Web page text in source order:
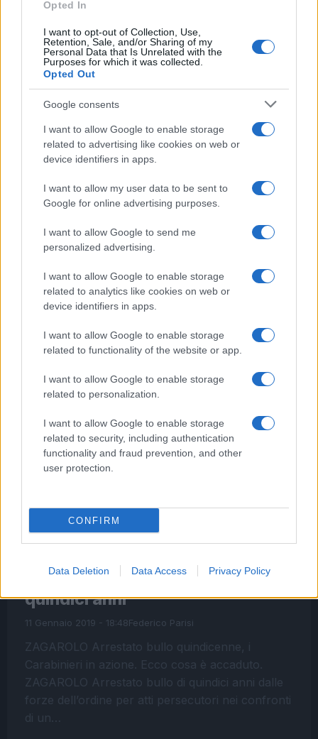
Opted In
I want to opt-out of Collection, Use,
Retention, Sale, and/or Sharing of my
Personal Data that Is Unrelated with the
Purposes for which it was collected.
Opted Out
Google consents
I want to allow Google to enable storage
related to advertising like cookies on web or
device identifiers in apps.
I want to allow my user data to be sent to
Google for online advertising purposes.
I want to allow Google to send me
personalized advertising.
I want to allow Google to enable storage
related to analytics like cookies on web or
device identifiers in apps.
I want to allow Google to enable storage
related to functionality of the website or app.
I want to allow Google to enable storage
related to personalization.
I want to allow Google to enable storage
related to security, including authentication
functionality and fraud prevention, and other
user protection.
CONFIRM
Data Deletion Data Access Privacy Policy
CRONACA
ROMA Professore condannato
25 Ottobre 2019 - 09:00 Eleim 28
ROMA Professore condannato per violenza
sessuale. La Cassazione ha confermato la
a un docente di educazione fisica. Il
sessantaquattrenne…
ZAGAROLO Arrestato bullo di
quindici anni
11 Gennaio 2019 - 18:48Federico Parisi
ZAGAROLO Arrestato bullo quindicenne, i
Carabinieri in azione. Ecco cosa è accaduto.
ZAGAROLO Arrestato bullo di quindici anni dalle
forze dell’ordine per atti persecutori nei confronti
di un…